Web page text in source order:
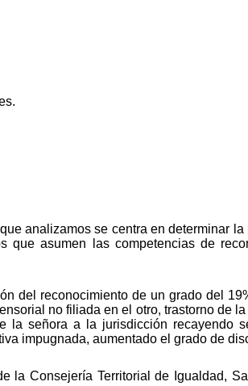
analizamos se centra en determinar
que asumen las competencias de
del reconocimiento de un grado del
no filiada en el otro, trastorno de
la señora a la jurisdicción recayendo
impugnada, aumentado el grado de
la Consejería Territorial de Igualdad,